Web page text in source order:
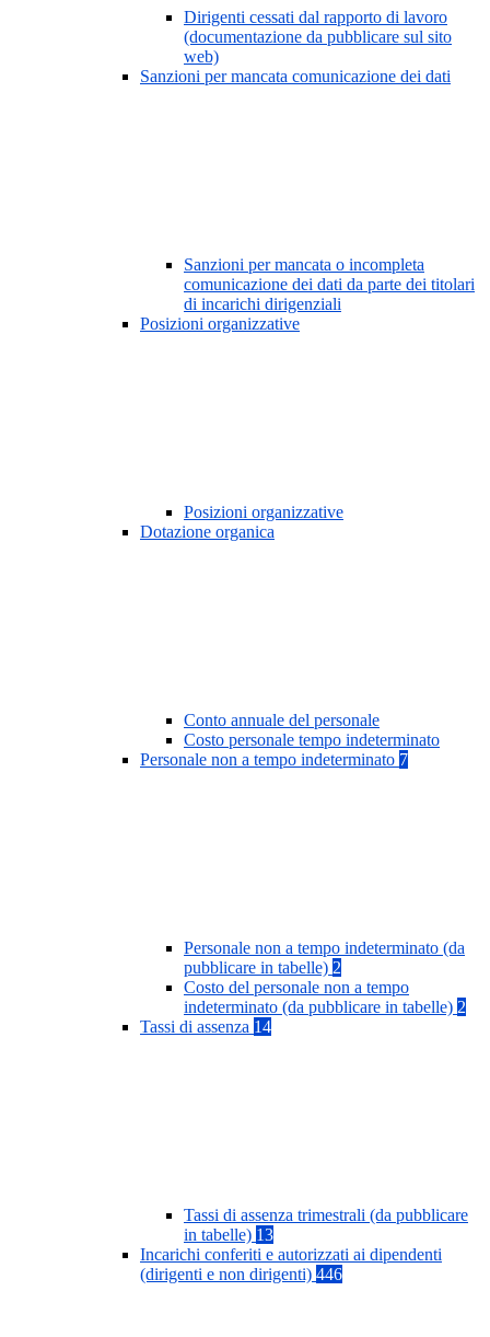
Dirigenti cessati dal rapporto di lavoro
(documentazione da pubblicare sul sito
web)
Sanzioni per mancata comunicazione dei dati
Sanzioni per mancata o incompleta
comunicazione dei dati da parte dei titolari
di incarichi dirigenziali
Posizioni organizzative
Posizioni organizzative
Dotazione organica
Conto annuale del personale
Costo personale tempo indeterminato
Personale non a tempo indeterminato 7
Personale non a tempo indeterminato (da
pubblicare in tabelle) 2
Costo del personale non a tempo
indeterminato (da pubblicare in tabelle) 2
Tassi di assenza 14
Tassi di assenza trimestrali (da pubblicare
in tabelle) 13
Incarichi conferiti e autorizzati ai dipendenti
(dirigenti e non dirigenti) 446